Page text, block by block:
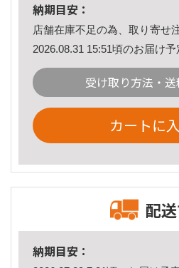
納期目安：
店舗在庫不足の為、取り寄せ
2026.08.31 15:51頃のお届け予
受け取り方法・
カートに
配
納期目安：